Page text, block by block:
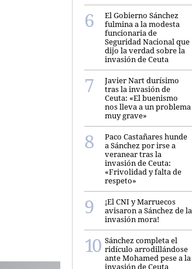
El Gobierno Sánchez
fulmina a la modesta
funcionaria de
Seguridad Nacional que
dijo la verdad sobre la
invasión de Ceuta
Javier Nart durísimo
tras la invasión de
Ceuta: «El buenismo
nos lleva a un problema
muy grave»
Paco Castañares hunde
a Sánchez por irse a
veranear tras la
invasión de Ceuta:
«Frivolidad y falta de
respeto»
¡El CNI y Marruecos
avisaron a Sánchez de la
invasión mora!
Sánchez completa el
ridículo arrodillándose
ante Mohamed pese a la
invasión de Ceuta